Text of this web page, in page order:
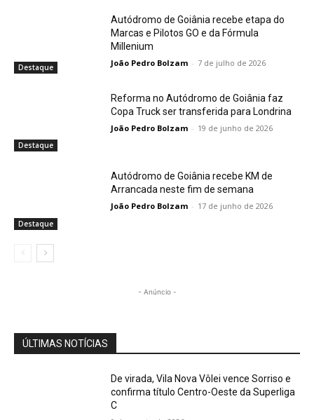
Destaque
Autódromo de Goiânia recebe etapa do
Marcas e Pilotos GO e da Fórmula
Millenium
João Pedro Bolzam - 7 de julho de 2026
Destaque
Reforma no Autódromo de Goiânia faz
Copa Truck ser transferida para Londrina
João Pedro Bolzam - 19 de junho de 2026
Destaque
Autódromo de Goiânia recebe KM de
Arrancada neste fim de semana
João Pedro Bolzam - 17 de junho de 2026
- Anúncio -
ÚLTIMAS NOTÍCIAS
De virada, Vila Nova Vôlei vence Sorriso e
confirma título Centro-Oeste da Superliga
C